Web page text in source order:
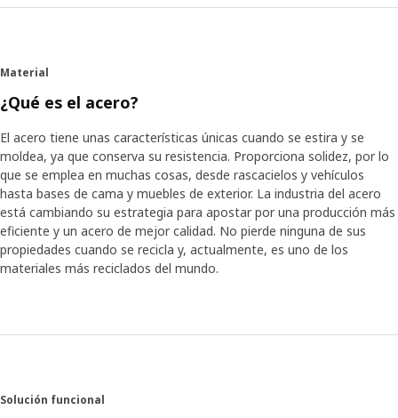
Material
¿Qué es el acero?
El acero tiene unas características únicas cuando se estira y se
moldea, ya que conserva su resistencia. Proporciona solidez, por lo
que se emplea en muchas cosas, desde rascacielos y vehículos
hasta bases de cama y muebles de exterior. La industria del acero
está cambiando su estrategia para apostar por una producción más
eficiente y un acero de mejor calidad. No pierde ninguna de sus
propiedades cuando se recicla y, actualmente, es uno de los
materiales más reciclados del mundo.
Solución funcional